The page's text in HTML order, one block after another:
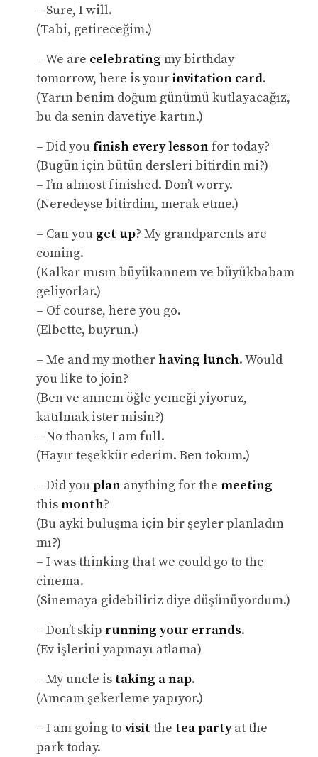
– Sure, I will.
(Tabi, getireceğim.)
– We are celebrating my birthday
tomorrow, here is yourinvitation card.
(Yarın benim doğum günümü kutlayacağız,
bu da senin davetiye kartın.)
– Did you finish every lesson for today?
(Bugün için bütün dersleri bitirdin mi?)
– I’m almost finished. Don’t worry.
(Neredeyse bitirdim, merak etme.)
– Can you get up? My grandparents are
coming.
(Kalkar mısın büyükannem ve büyükbabam
geliyorlar.)
– Of course, here you go.
(Elbette, buyrun.)
– Me and my motherhaving lunch. Would
you like to join?
(Ben ve annem öğle yemeği yiyoruz,
katılmak ister misin?)
– No thanks, I am full.
(Hayır teşekkür ederim. Ben tokum.)
– Did youplan anything for themeeting
thismonth?
(Bu ayki buluşma için bir şeyler planladın
mı?)
– I was thinking that we could go to the
cinema.
(Sinemaya gidebiliriz diye düşünüyordum.)
– Don’t skip running your errands.
(Ev işlerini yapmayı atlama)
– My uncle is taking a nap.
(Amcam şekerleme yapıyor.)
– I am going tovisit the tea partyat the
park today.